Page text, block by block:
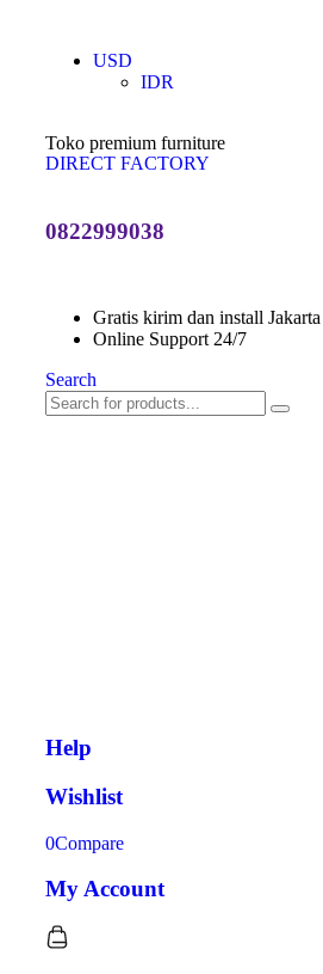
USD
IDR
Toko premium furniture
DIRECT FACTORY
0822999038
Gratis kirim dan install Jakarta
Online Support 24/7
Search
Help
Wishlist
0Compare
My Account